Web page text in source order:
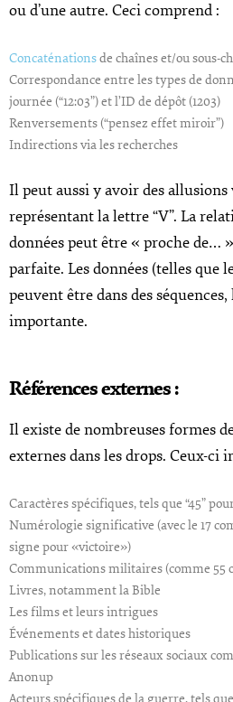
ou d’une autre. Ceci comprend :
Concaténationsde chaînes et/ou sous-
Correspondance entre les types de
journée (“12:03”) et l’ID de dépôt (1203)
Renversements (“pensez effet miroir”)
Indirections via les recherches
Il peut aussi y avoir des allusions
représentant la lettre “V”. La
données peut être « proche de…
parfaite. Les données (telles que
peuvent être dans des
importante.
Références externes :
Il existe de nombreuses formes
externes dans les drops. Ceux-ci
Caractères spécifiques, tels que “45”
Numérologie significative (avec le 17
signe pour «victoire»)
Communications militaires (comme 55
Livres, notamment la Bible
Les films et leurs intrigues
Événements et dates historiques
Publications sur les réseaux sociaux
Anonup